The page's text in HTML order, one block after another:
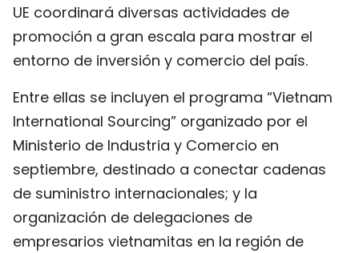
UE coordinará diversas actividades de
promoción a gran escala para mostrar el
entorno de inversión y comercio del país.
Entre ellas se incluyen el programa “Vietnam
International Sourcing” organizado por el
Ministerio de Industria y Comercio en
septiembre, destinado a conectar cadenas
de suministro internacionales; y la
organización de delegaciones de
empresarios vietnamitas en la región de